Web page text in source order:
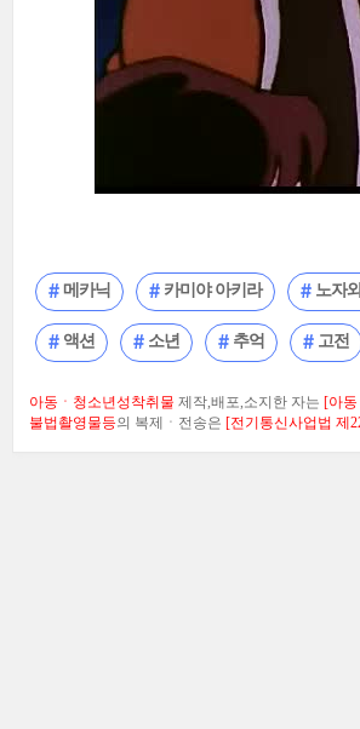
메카닉 카미야 아키라 노자
액션 소년 추억 고전
아동ㆍ청소년성착취물 제작,배포,소지한 자는 [아
불법촬영물등의 복제ㆍ전송은 [전기통신사업법 제